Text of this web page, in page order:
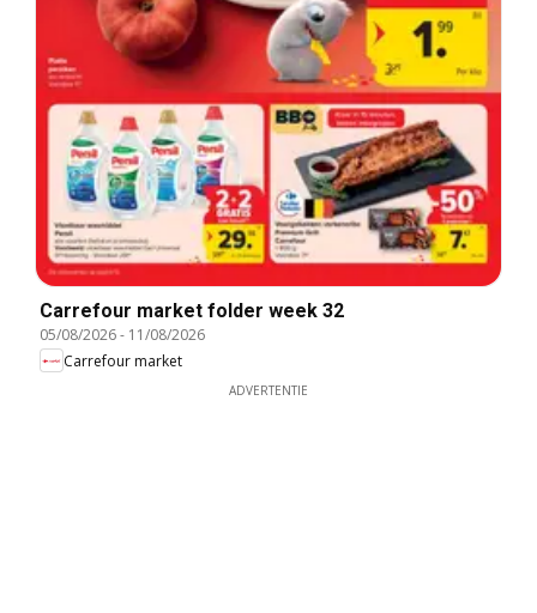
Carrefour market folder week 32
05/08/2026- 11/08/2026
Carrefour market
ADVERTENTIE